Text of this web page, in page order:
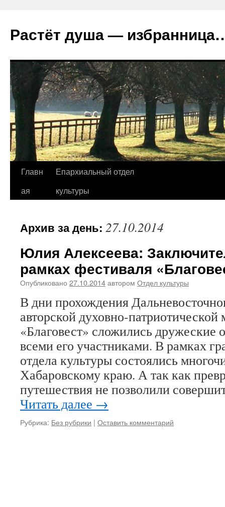
Растёт душа —
Перейти
Главн
ая
Епархиальный отдел
культуры
Архив за день: 27.10.2014
Юлия Алексеева:
рамках фестиваля
Опубликовано 27.10.2014автором Отдел культуры
В дни прохождения
авторской духовно-
«Благовест» сложились
всеми его участниками. В рамках
отдела культуры состоялись
Хабаровскому краю. А так как
путешествия не позволили
Читать далее →
Рубрика: Без рубрики | Оставить комментарий